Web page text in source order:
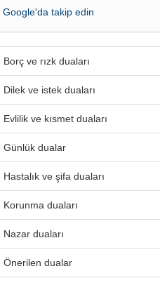
Google'da takip edin
Borç ve rızk duaları
Dilek ve istek duaları
Evlilik ve kısmet duaları
Günlük dualar
Hastalık ve şifa duaları
Korunma duaları
Nazar duaları
Önerilen dualar